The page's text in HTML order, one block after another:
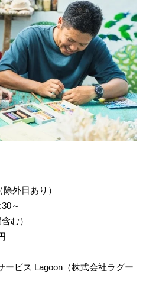
外日あり）
～
む）
ビス Lagoon（株式会社ラグー